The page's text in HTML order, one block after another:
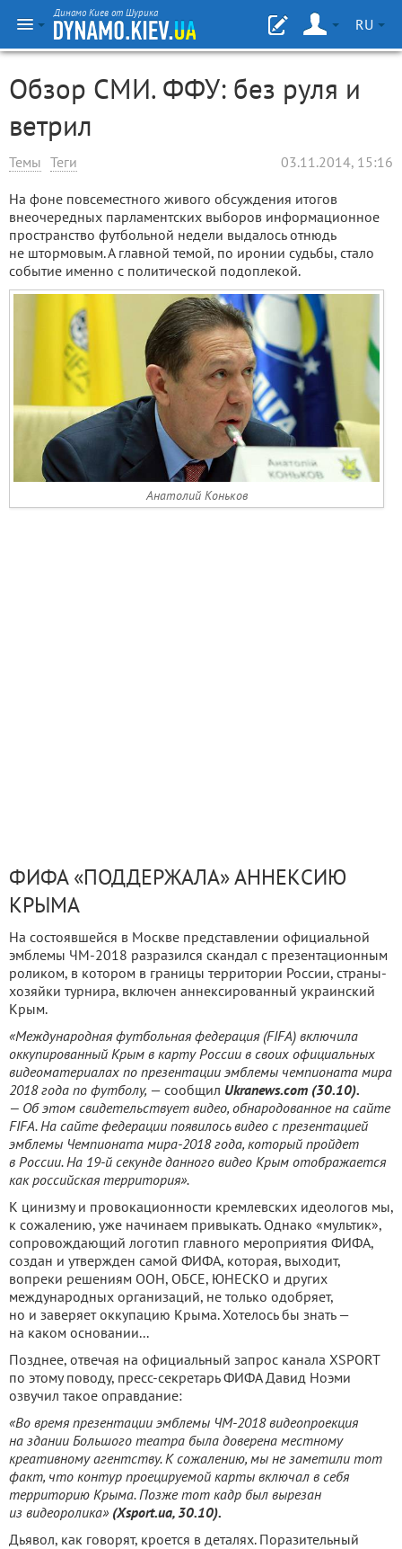
Динамо Киев от Шурика
RU
Обзор СМИ. ФФУ: без руля и
ветрил
Темы Теги 03.11.2014, 15:16
На фоне повсеместного живого обсуждения итогов
внеочередных парламентских выборов информационное
пространство футбольной недели выдалось отнюдь
не штормовым. А главной темой, по иронии судьбы, стало
событие именно с политической подоплекой.
Анатолий Коньков
ФИФА «ПОДДЕРЖАЛА» АННЕКСИЮ
КРЫМА
На состоявшейся в Москве представлении официальной
эмблемы ЧМ-2018 разразился скандал с презентационным
роликом, в котором в границы территории России, страны-
хозяйки турнира, включен аннексированный украинский
Крым.
«Международная футбольная федерация (FIFA) включила
оккупированный Крым в карту России в своих официальных
видеоматериалах по презентации эмблемы чемпионата мира
2018 года по футболу, — сообщил Ukranews.com (30.10).
— Об этом свидетельствует видео, обнародованное на сайте
FIFA. На сайте федерации появилось видео с презентацией
эмблемы Чемпионата мира-2018 года, который пройдет
в России. На 19-й секунде данного видео Крым отображается
как российская территория».
К цинизму и провокационности кремлевских идеологов мы,
к сожалению, уже начинаем привыкать. Однако «мультик»,
сопровождающий логотип главного мероприятия ФИФА,
создан и утвержден самой ФИФА, которая, выходит,
вопреки решениям ООН, ОБСЕ, ЮНЕСКО и других
международных организаций, не только одобряет,
но и заверяет оккупацию Крыма. Хотелось бы знать —
на каком основании...
Позднее, отвечая на официальный запрос канала XSPORT
по этому поводу, пресс-секретарь ФИФА Давид Ноэми
озвучил такое оправдание:
«Во время презентации эмблемы ЧМ-2018 видеопроекция
на здании Большого театра была доверена местному
креативному агентству. К сожалению, мы не заметили тот
факт, что контур проецируемой карты включал в себя
территорию Крыма. Позже тот кадр был вырезан
из видеоролика» (Xsport.ua, 30.10).
Дьявол, как говорят, кроется в деталях. Поразительный